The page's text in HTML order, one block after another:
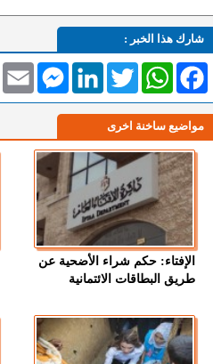
شارك هذا الخبر :
Email
MessengerLinkedInTwitterWhatsAppFacebook
مواضيع ساخنة اخرى
الإفتاء: حكم شراء الأضحية عن
طريق البطاقات الائتمانية